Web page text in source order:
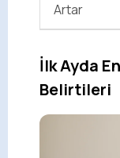
Artar
İlk Ayda
Belirtileri